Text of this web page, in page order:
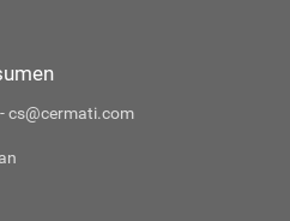
cs@cermati.com